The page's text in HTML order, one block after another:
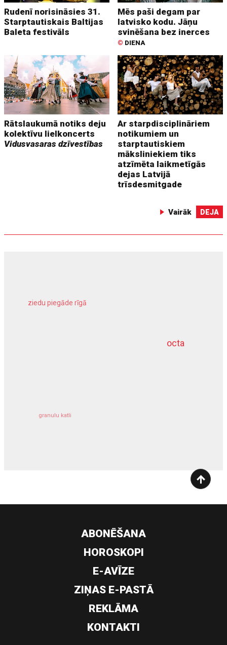
Rudenī norisināsies 31.
Starptautiskais Baltijas
Baleta festivāls
Mēs paši degam par
latvisko kodu. Jāņu
svinēšana bez inerces
© DIENA
Rātslaukumā notiks deju
kolektīvu lielkoncerts
Vidusvasaras dzīvestības
Ar starpdisciplināriem
notikumiem un
starptautiskiem
māksliniekiem tiks
atzīmēta laikmetīgās
dejas Latvijā
trīsdesmitgade
Vairāk DEJA
octa
ziedu piegāde rīgā
granulu katli
dziļurbums
ABONĒŠANA
HOROSKOPI
E-AVĪZE
ZIŅAS E-PASTĀ
REKLĀMA
KONTAKTI